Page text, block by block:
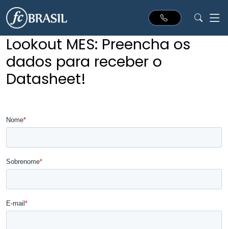
Lookout MES: Preencha os
dados para receber o
Datasheet!